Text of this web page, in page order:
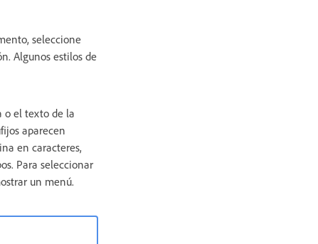
seleccione
Algunos estilos de
o el texto de la
aparecen
en caracteres,
Para seleccionar
un menú.